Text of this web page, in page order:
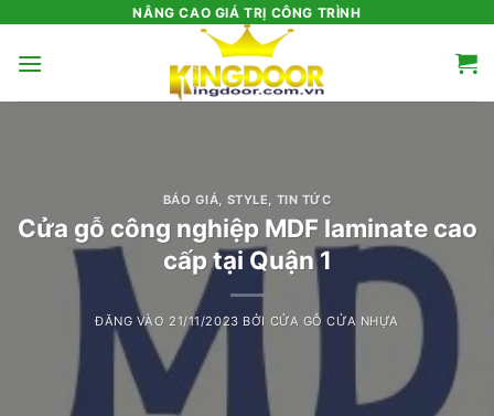
nội
NÂNG CAO GIÁ TRỊ CÔNG TRÌNH
BÁO GIÁ STYLE TIN TỨC
Cửa gỗ công nghiệp MDF laminate cao
cấp tại Quận 1
ĐĂNG VÀO 21/11/2023 BỞI CỬA GỖ CỬA NHỰA